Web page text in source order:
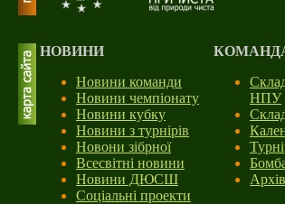
НОВИНИ
Новини команди
Новини чемпіонату
Новини кубку
Новини з турнірів
Новони зібрної
Всесвітні новини
Новини ДЮСШ
Соціальні проекти
НПУ